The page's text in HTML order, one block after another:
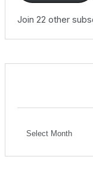
Join 22 other